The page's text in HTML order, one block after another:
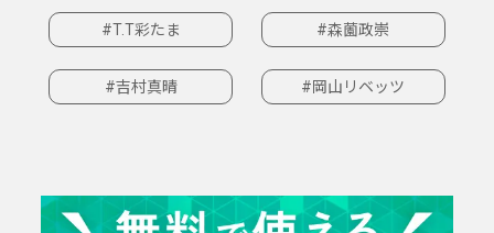
#T.T彩たま #森薗政崇
#吉村真晴 #岡山リベッツ